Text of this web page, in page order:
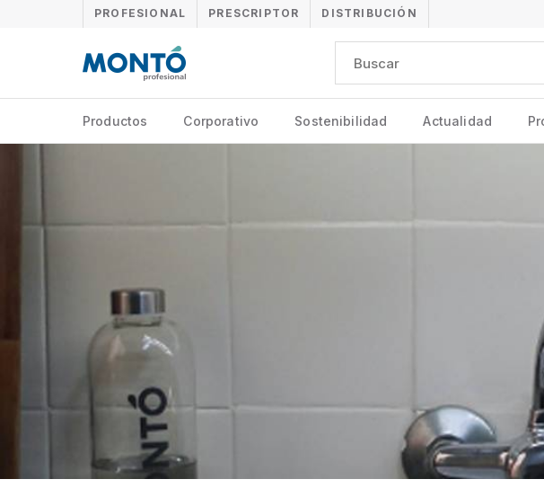
PROFESIONAL PRESCRIPTOR DISTRIBUCIÓN
Productos Corporativo Sostenibilidad Actualidad